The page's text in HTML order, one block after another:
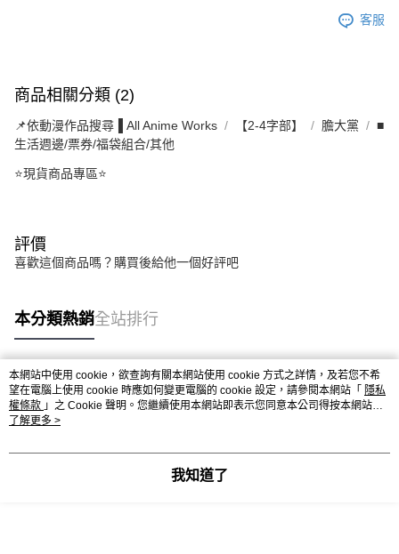
客服
商品相關分類 (2)
📌依動漫作品搜尋▐ All Anime Works 【2-4字部】 膽大黨
■
生活週邊/票券/福袋組合/其他
⭐現貨商品專區⭐
評價
喜歡這個商品嗎？購買後給他一個好評吧
本分類熱銷全站排行
熱門標籤
本網站中使用 cookie，欲查詢有關本網站使用 cookie 方式之詳情，及若您不希
望在電腦上使用 cookie 時應如何變更電腦的 cookie 設定，請參閱本網站「 隱私
權條款 」之 Cookie 聲明。您繼續使用本網站即表示您同意本公司得按本網站使
用條款之 Cookie 聲明使用 cookie。
了解更多 >
我知道了